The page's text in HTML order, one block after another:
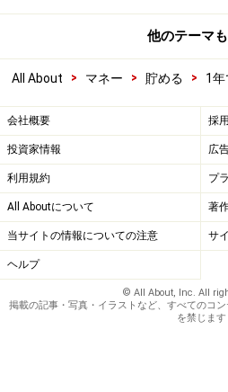
他のテーマ
All About > マネー > 貯める > 1
会社概要 採
投資家情報 広
利用規約 プ
All Aboutについて 著
当サイトの情報についての注意 サ
ヘルプ
© All About, Inc. All
掲載の記事・写真・イラストなど、すべてのコ
を禁じます